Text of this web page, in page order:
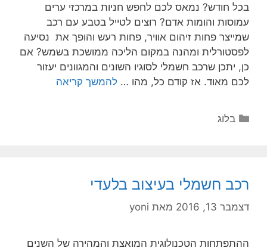
בכל חודש? נמאס לכם לחפש חניות במרכזי ערים
עמוסות והומות אדם? רוצים לטייל בטבע עם רכב
שמייצר פחות זיהום אוויר, פחות רעש והופך את נסיעה
לפסטורלית ומהנה במקום הליכה ממושכת בשמש? אם
כן, יתכן שרכב חשמלי לסוגיו השונים והמגוונים יעזור
לכם מאוד. אז קודם כל, מהו …להמשך קריאה
בלוג
רכב חשמלי בעיצוב בלעדי
דצמבר 13, 2016 מאתyoni
ההתפתחות הטכנולוגית המואצת והמהירה של השנים